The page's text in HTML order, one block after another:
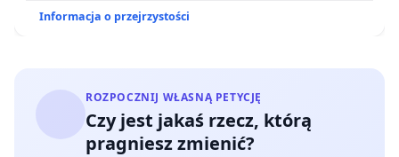
Informacja o przejrzystości
ROZPOCZNIJ WŁASNĄ PETYCJĘ
Czy jest jakaś rzecz, którą
pragniesz zmienić?